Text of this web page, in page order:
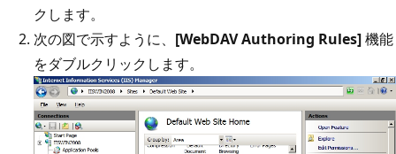
クします。
次の図で示すように、 [WebDAV Authoring Rules]機能
をダブルクリックします。